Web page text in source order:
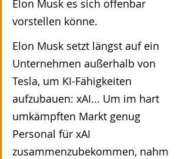
Elon Musk es sich offenbar
vorstellen könne.
Elon Musk setzt längst auf ein
Unternehmen außerhalb von
Tesla, um KI-Fähigkeiten
aufzubauen: xAI... Um im hart
umkämpften Markt genug
Personal für xAI
zusammenzubekommen, nahm